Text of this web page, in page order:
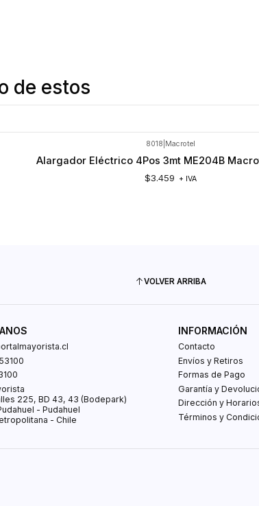
de estos
8018 Macrotel
Alargador Eléctrico 4Pos 3mt ME204B
$3.459 + IVA
VOLVER ARRIBA
225, BD 43, 43 (Bodepark)
- Pudahuel
- Chile
INFORMACIÓN
Contacto
Envíos y Retiros
Formas de Pago
Garantía y
Dirección y
Términos y